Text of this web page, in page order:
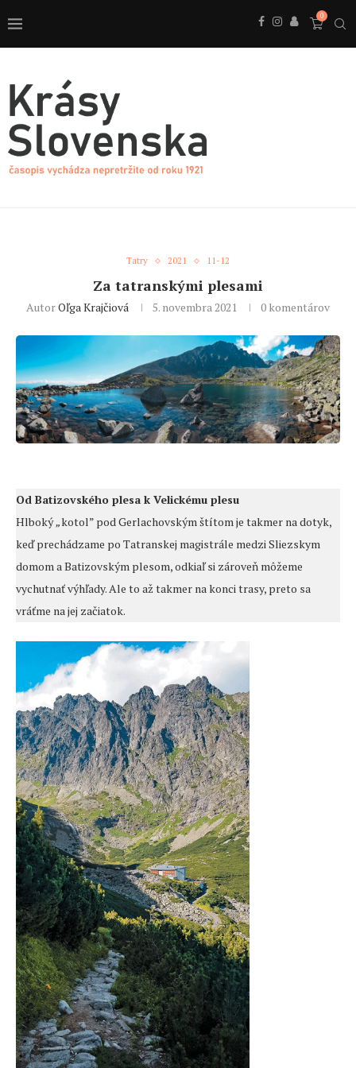
0
Tatry 2021 11-12
Za tatranskými plesami
AutorOľga Krajčiová 5. novembra 2021 0 komentárov
Od Batizovského plesa k Velickému plesu
Hlboký„kotol” pod Gerlachovským štítom je takmer na dotyk,
keď prechádzame po Tatranskej magistrále medzi Sliezskym
domom a Batizovským plesom, odkiaľ si zároveň môžeme
vychutnať výhľady. Ale to až takmer na konci trasy, preto sa
vráťme na jej začiatok.